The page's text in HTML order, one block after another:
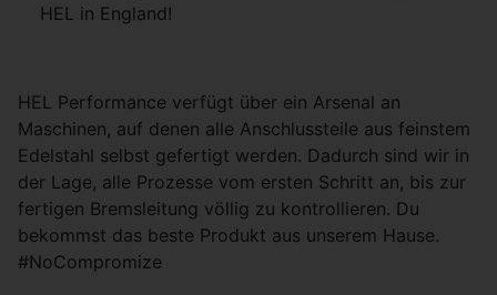
HEL in England!
HEL Performance verfügt über ein Arsenal an
Maschinen, auf denen alle Anschlussteile aus feinstem
Edelstahl selbst gefertigt werden. Dadurch sind wir in
der Lage, alle Prozesse vom ersten Schritt an, bis zur
fertigen Bremsleitung völlig zu kontrollieren. Du
bekommst das beste Produkt aus unserem Hause.
#NoCompromize